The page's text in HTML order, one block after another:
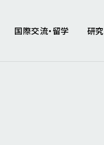
国際交流・留学 研究